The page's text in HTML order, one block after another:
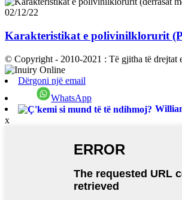
02/12/22
Karakteristikat e polivinilklorurit
© Copyright - 2010-2021 : Të gjitha të drejtat
Dërgoni një email
WhatsApp
x